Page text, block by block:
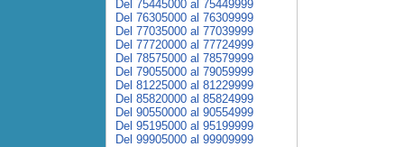
Del 75445000 al 75449999
Del 76305000 al 76309999
Del 77035000 al 77039999
Del 77720000 al 77724999
Del 78575000 al 78579999
Del 79055000 al 79059999
Del 81225000 al 81229999
Del 85820000 al 85824999
Del 90550000 al 90554999
Del 95195000 al 95199999
Del 99905000 al 99909999